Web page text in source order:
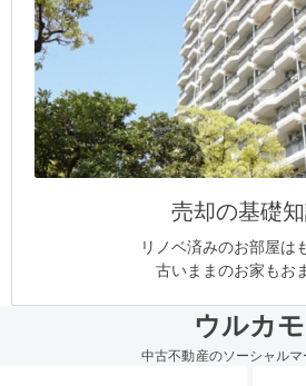
売却の基礎
リノベ済みのお部屋は
古いままのお家もお
ウルカモ
中古不動産のソーシャルマ